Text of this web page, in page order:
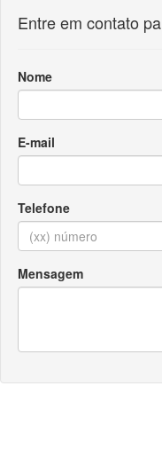
Entre em contato
Nome
E-mail
Telefone
Mensagem